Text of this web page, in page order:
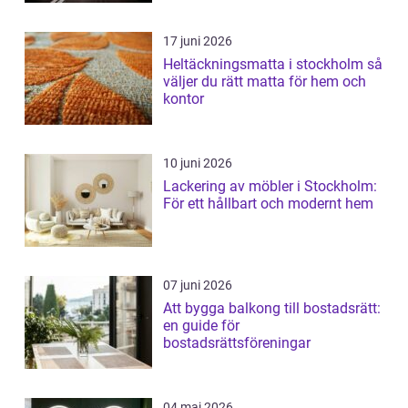
17 juni 2026
Heltäckningsmatta i stockholm så
väljer du rätt matta för hem och
kontor
10 juni 2026
Lackering av möbler i Stockholm:
För ett hållbart och modernt hem
07 juni 2026
Att bygga balkong till bostadsrätt:
en guide för
bostadsrättsföreningar